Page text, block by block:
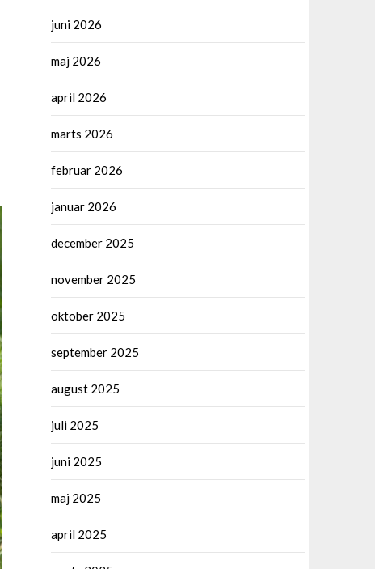
juni 2026
maj 2026
april 2026
marts 2026
februar 2026
januar 2026
december 2025
november 2025
oktober 2025
september 2025
august 2025
juli 2025
juni 2025
maj 2025
april 2025